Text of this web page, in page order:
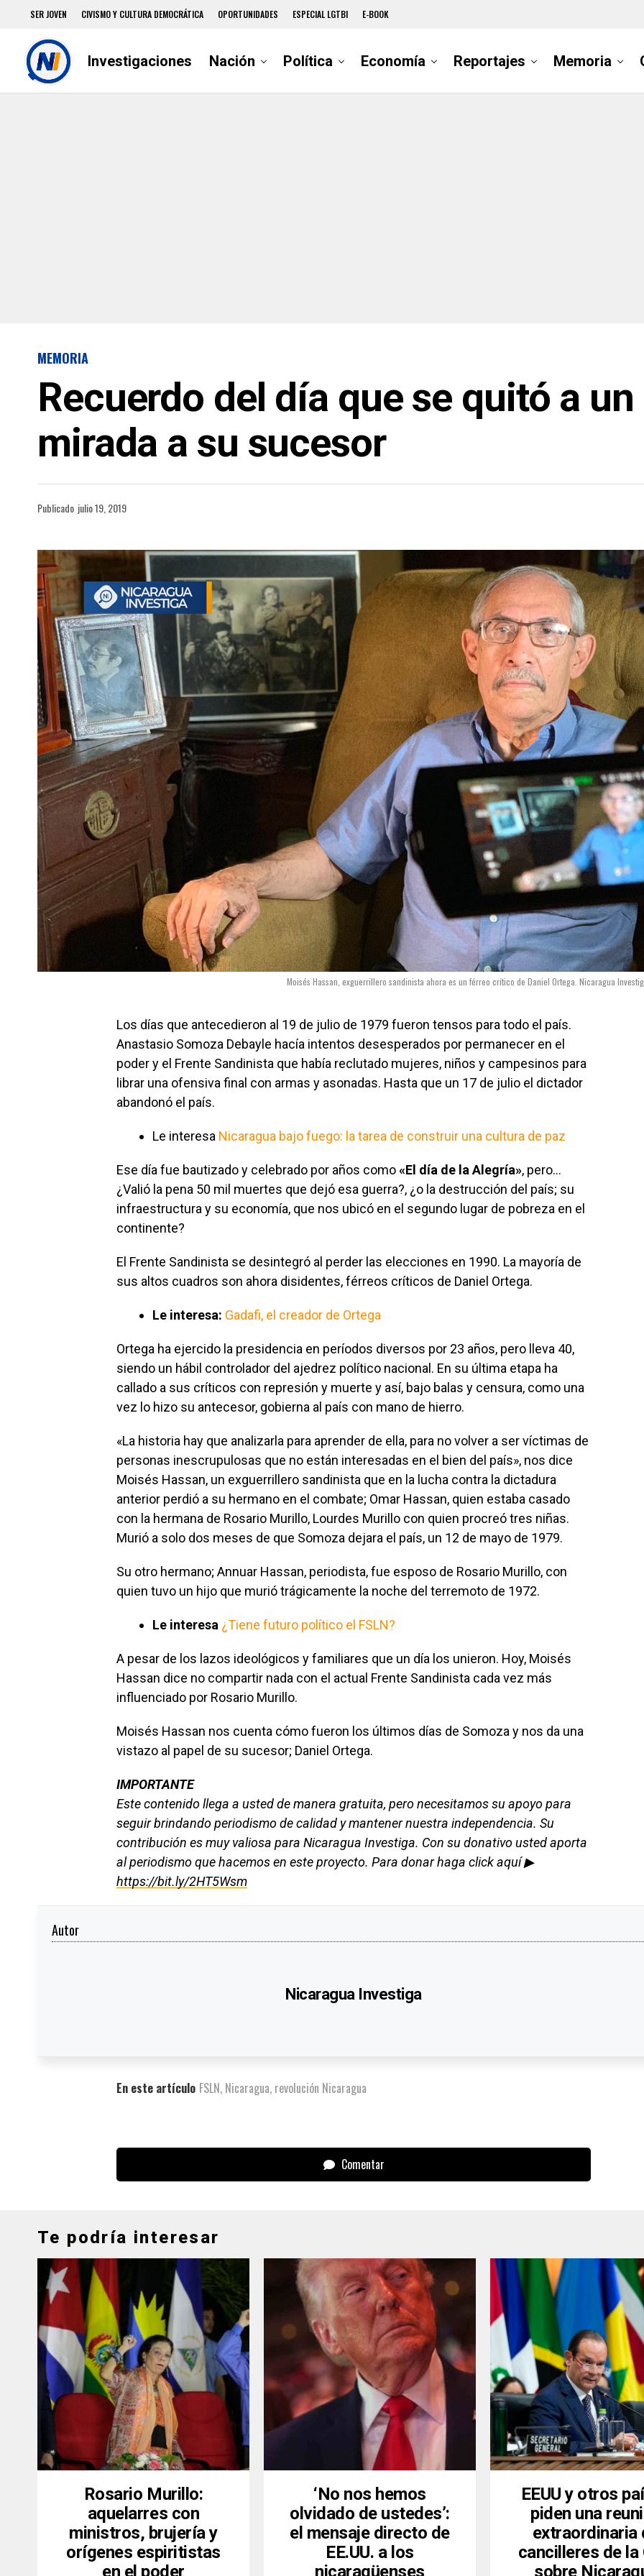
SER JOVEN CIVISMO Y CULTURA DEMOCRÁTICA OPORTUNIDADES ESPECIAL LGTBI E-BOOK
Investigaciones Nación Política Economía Reportajes Memoria
MEMORIA
Recuerdo del día que se quitó a
mirada a su sucesor
Publicado julio 19, 2019
Moisés Hassan, exguerrillero sandinista ahora es un férreo crítico de Daniel Ortega. Nicaragua
Los días que antecedieron al 19 de julio de 1979 fueron tensos para todo el país.
Anastasio Somoza Debayle hacía intentos desesperados por permanecer en el
poder y el Frente Sandinista que había reclutado mujeres, niños y campesinos para
librar una ofensiva final con armas y asonadas. Hasta que un 17 de julio el dictador
abandonó el país.
Le interesa Nicaragua bajo fuego: la tarea de construir una cultura de paz
Ese día fue bautizado y celebrado por años como«El día de la Alegría», pero…
¿Valió la pena 50 mil muertes que dejó esa guerra?, ¿o la destrucción del país; su
infraestructura y su economía, que nos ubicó en el segundo lugar de pobreza en el
continente?
El Frente Sandinista se desintegró al perder las elecciones en 1990. La mayoría de
sus altos cuadros son ahora disidentes, férreos críticos de Daniel Ortega.
Le interesa: Gadafi, el creador de Ortega
Ortega ha ejercido la presidencia en períodos diversos por 23 años, pero lleva 40,
siendo un hábil controlador del ajedrez político nacional. En su última etapa ha
callado a sus críticos con represión y muerte y así, bajo balas y censura, como una
vez lo hizo su antecesor, gobierna al país con mano de hierro.
«La historia hay que analizarla para aprender de ella, para no volver a ser víctimas de
personas inescrupulosas que no están interesadas en el bien del país», nos dice
Moisés Hassan, un exguerrillero sandinista que en la lucha contra la dictadura
anterior perdió a su hermano en el combate; Omar Hassan, quien estaba casado
con la hermana de Rosario Murillo, Lourdes Murillo con quien procreó tres niñas.
Murió a solo dos meses de que Somoza dejara el país, un 12 de mayo de 1979.
Su otro hermano; Annuar Hassan, periodista, fue esposo de Rosario Murillo, con
quien tuvo un hijo que murió trágicamente la noche del terremoto de 1972.
Le interesa ¿Tiene futuro político el FSLN?
A pesar de los lazos ideológicos y familiares que un día los unieron. Hoy, Moisés
Hassan dice no compartir nada con el actual Frente Sandinista cada vez más
influenciado por Rosario Murillo.
Moisés Hassan nos cuenta cómo fueron los últimos días de Somoza y nos da una
vistazo al papel de su sucesor; Daniel Ortega.
IMPORTANTE
Este contenido llega a usted de manera gratuita, pero necesitamos su apoyo para
seguir brindando periodismo de calidad y mantener nuestra independencia. Su
contribución es muy valiosa para Nicaragua Investiga. Con su donativo usted aporta
al periodismo que hacemos en este proyecto. Para donar haga click aquí ▶
https://bit.ly/2HT5Wsm
Autor
Nicaragua Investiga
En este artículo FSLN, Nicaragua, revolución Nicaragua
Comentar
Te podría interesar
Rosario Murillo:
aquelarres con
ministros, brujería y
orígenes espiritistas
en el poder
‘No nos hemos
olvidado de ustedes’:
el mensaje directo de
EE.UU. a los
nicaragüenses
EEUU y otros
piden una
extraordinaria
cancilleres de la
sobre